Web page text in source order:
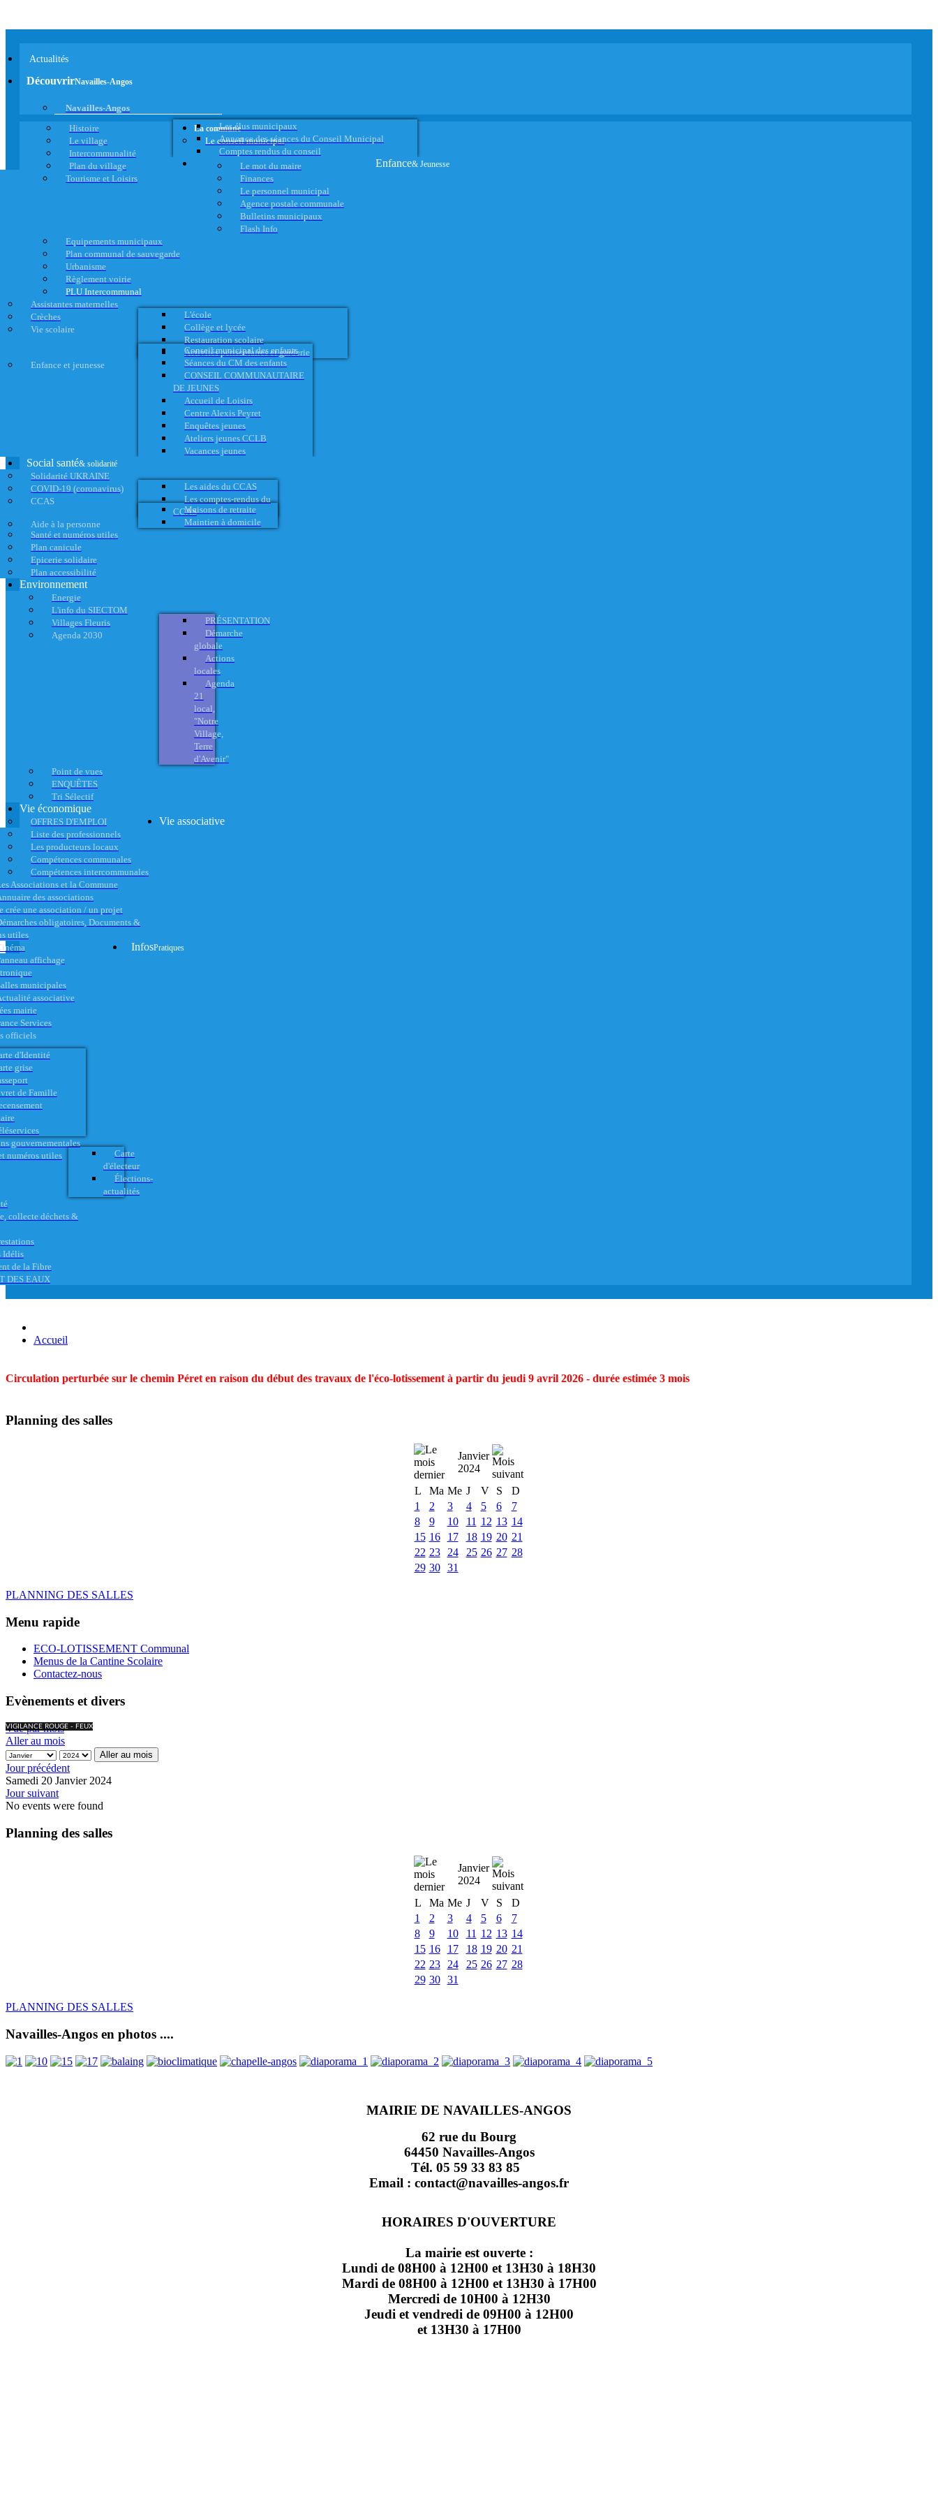
Actualités
DécouvrirNavailles-Angos
Navailles-Angos
Histoire
Le village
Intercommunalité
Plan du village
Tourisme et Loisirs
La commune
Le conseil municipal
Les élus municipaux
Annonce des séances du Conseil Municipal
Comptes rendus du conseil
Le mot du maire
Finances
Le personnel municipal
Agence postale communale
Bulletins municipaux
Flash Info
Equipements municipaux
Plan communal de sauvegarde
Urbanisme
Règlement voirie
PLU Intercommunal
Enfance& Jeunesse
Assistantes maternelles
Crèches
Vie scolaire
L'école
Collège et lycée
Restauration scolaire
Activités périscolaires et garderie
Enfance et jeunesse
Conseil municipal des enfants
Séances du CM des enfants
CONSEIL COMMUNAUTAIRE
DE JEUNES
Accueil de Loisirs
Centre Alexis Peyret
Enquêtes jeunes
Ateliers jeunes CCLB
Vacances jeunes
Social santé& solidarité
Solidarité UKRAINE
COVID-19 (coronavirus)
CCAS
Les aides du CCAS
Les comptes-rendus du
CCAS
Aide à la personne
Maisons de retraite
Maintien à domicile
Santé et numéros utiles
Plan canicule
Epicerie solidaire
Plan accessibilité
Environnement
Energie
L'info du SIECTOM
Villages Fleuris
Agenda 2030
PRÉSENTATION
Démarche
globale
Actions
locales
Agenda
21
local,
"Notre
Village,
Terre
d'Avenir"
Point de vues
ENQUÊTES
Tri Sélectif
Vie économique
OFFRES D'EMPLOI
Liste des professionnels
Les producteurs locaux
Compétences communales
Compétences intercommunales
Vie associative
Associations et la Commune
des associations
crée une association / un projet
obligatoires, Documents &
utiles
affichage
municipales
associative
InfosPratiques
mairie
Services
officiels
d'Identité
grise
de Famille
gouvernementales
numéros utiles
Carte
d'électeur
Élections-
actualités
collecte déchets &
Idélis
de la Fibre
DES EAUX
Accueil
Circulation perturbée sur le chemin Péret en raison du début des travaux de l'éco-lotissement à partir du jeudi 9 avril 2026 - durée estimée 3 mois
Planning des salles
Janvier
2024
L
Ma Me J V S
D
1
2 3 4 5 6
7
8
9 10 11 12 13 14
15 16 17 18 19 20 21
22 23 24 25 26 27 28
29 30 31
PLANNING DES SALLES
Menu rapide
ECO-LOTISSEMENT Communal
Menus de la Cantine Scolaire
Contactez-nous
Evènements et divers
VIGILANCE ROUGE - FEUX
Vue par mois
Aller au mois
Aller au mois
Jour précédent
Samedi 20 Janvier 2024
Jour suivant
No events were found
Planning des salles
Janvier
2024
L
Ma Me J V S
D
1
2 3 4 5 6
7
8
9 10 11 12 13 14
15 16 17 18 19 20 21
22 23 24 25 26 27 28
29 30 31
PLANNING DES SALLES
Navailles-Angos en photos ....
MAIRIE DE NAVAILLES-ANGOS
62 rue du Bourg
64450 Navailles-Angos
Tél. 05 59 33 83 85
Email : contact@navailles-angos.fr
HORAIRES D'OUVERTURE
La mairie est ouverte :
Lundi de 08H00 à 12H00 et 13H30 à 18H30
Mardi de 08H00 à 12H00 et 13H30 à 17H00
Mercredi de 10H00 à 12H30
Jeudi et vendredi de 09H00 à 12H00
et 13H30 à 17H00